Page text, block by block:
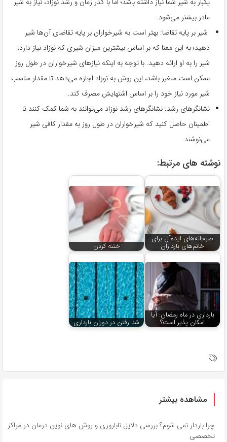
مادر بیشتر می‌شود.
شیر بر پایه تقاضا: بهتر است به شیرخواران بر پایه تقاضای آن‌ها شیر
دهید؛ به این معنا که بر اساس بیشترین میزان شیری که نوزاد نیاز دارد،
شیر را به او ارائه دهید. با توجه به اینکه نیازهای شیرخواران در طول روز
ممکن است متغیر باشد، این روش به نوزاد اجازه می‌دهد تا مقدار مناسب
شیر مورد نیاز خود را بر اساس اشتهایش مصرف کند.
نشانگرهای رشد: نشانگرهای رشد نوزاد می‌توانند به شما کمک کنند تا
اطمینان حاصل کنید که شیرخواران در طول روز به مقدار کافی شیر
می‌نوشند.
نوشته های مرتبط:
صبحانه‌های ایده‌آل برای
خانم‌های بارداران ختنه کردن
بارداری در ماه رمضان: آیا
امکان پذیر است؟ شنا رفتن در دوران بارداری
مشاهده بیشتر
چرا باردار نمی شوم؟ بررسی دلایل ناباروری و روش های نوین درمان در مراکز
تخصصی